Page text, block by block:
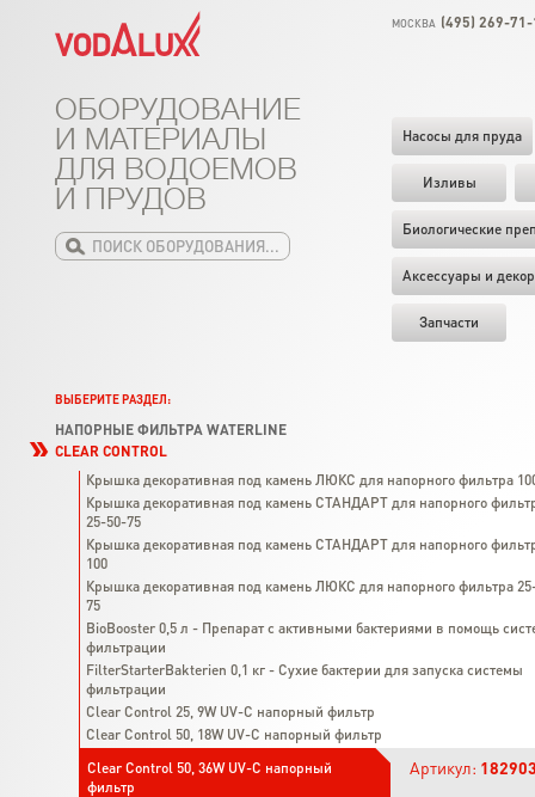
МОСКВА (495) 269-
Насосы для пруда
Изливы
Биологические
Аксессуары и декор
Запчасти
ОБОРУДОВАНИЕ
И МАТЕРИАЛЫ
ДЛЯ ВОДОЕМОВ
И ПРУДОВ
ВЫБЕРИТЕ РАЗДЕЛ:
НАПОРНЫЕ ФИЛЬТРА WATERLINE
CLEAR CONTROL
Крышка декоративная под камень ЛЮКС для напорного фильтра
Крышка декоративная под камень СТАНДАРТ для напорного
25-50-75
Крышка декоративная под камень СТАНДАРТ для напорного
100
Крышка декоративная под камень ЛЮКС для напорного фильтра
75
BioBooster 0,5 л - Препарат с активными бактериями в помощь
фильтрации
FilterStarterBakterien 0,1 кг - Сухие бактерии для запуска системы
фильтрации
Clear Control 25, 9W UV-C напорный фильтр
Clear Control 50, 18W UV-C напорный фильтр
Clear Control 50, 36W UV-C напорный
фильтр
Артикул: